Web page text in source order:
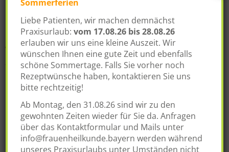
Hormontherapie
Wechseljahre
Posted on12. September 2016
Gegen Wechseljahres­beschwerden hilft eine
individuelle ärztliche Beratung. Es gibt verschiedene
Möglichkeiten die Beschwerden zu lindern…
Posted inLeistungen TaggedBlutungsstörungen
Gelenkbeschwerden,Hitzewallungen,
Sommerferien
Liebe Patienten, wir machen demnächst
Praxisurlaub: vom 17.08.26 bis 28.08.26
erlauben wir uns eine kleine Auszeit. Wir
wünschen Ihnen eine gute Zeit und ebenfalls
schöne Sommertage. Falls Sie vorher noch
Rezeptwünsche haben, kontaktieren Sie uns
bitte rechtzeitig!
Ab Montag, den 31.08.26 sind wir zu den
gewohnten Zeiten wieder für Sie da. Anfragen
über das Kontaktformular und Mails unter
info@frauenheilkunde.bayern werden während
unseres Praxisurlaubs unter Umständen nicht